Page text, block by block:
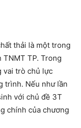
thải là một trong
TP. Trong
vai trò chủ lực
trình. Nếu như lần
với chủ đề 3T
chính của chương